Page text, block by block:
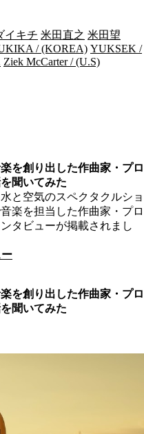
イキチ 米田直之 米田望
/ (KOREA) YUKSEK /
Ziek McCarter / (U.S)
を創り出した作曲家・プロ
聞いてみた
と空気のスペクタクルショ
楽を担当した作曲家・プロ
タビューが掲載されまし
を創り出した作曲家・プロ
聞いてみた